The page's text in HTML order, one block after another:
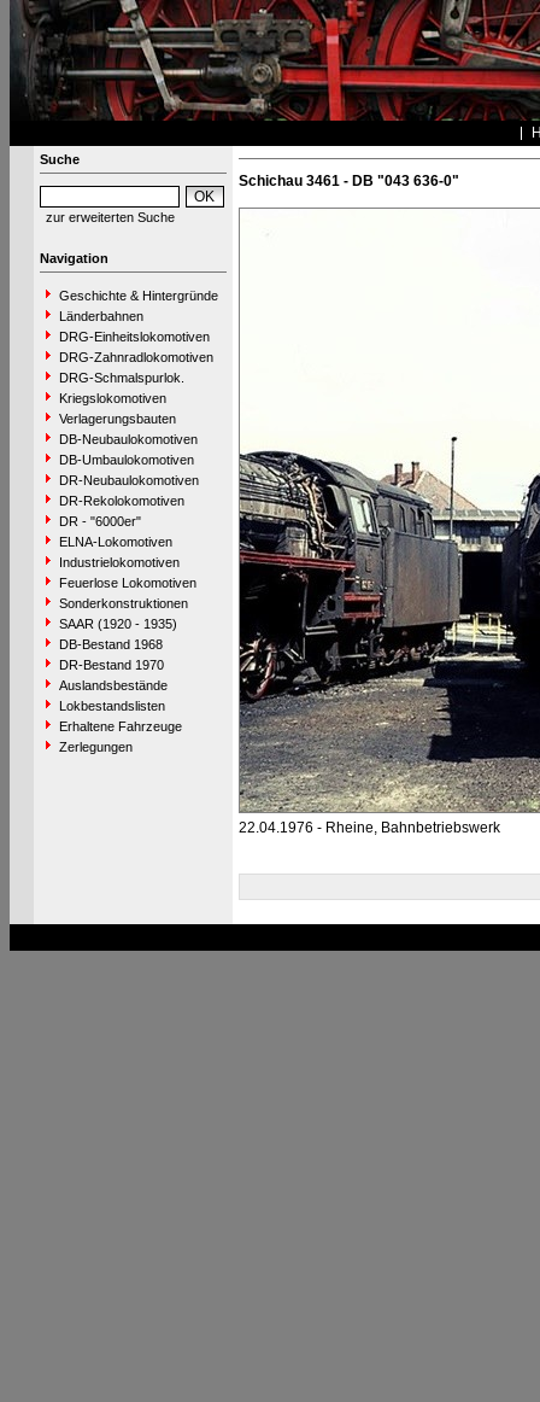
Suche
zur erweiterten Suche
Navigation
Geschichte & Hintergründe
Länderbahnen
DRG-Einheitslokomotiven
DRG-Zahnradlokomotiven
DRG-Schmalspurlok.
Kriegslokomotiven
Verlagerungsbauten
DB-Neubaulokomotiven
DB-Umbaulokomotiven
DR-Neubaulokomotiven
DR-Rekolokomotiven
DR - "6000er"
ELNA-Lokomotiven
Industrielokomotiven
Feuerlose Lokomotiven
Sonderkonstruktionen
SAAR (1920 - 1935)
DB-Bestand 1968
DR-Bestand 1970
Auslandsbestände
Lokbestandslisten
Erhaltene Fahrzeuge
Zerlegungen
Schichau 3461 - DB "043 636-0"
22.04.1976 - Rheine, Bahnbetriebswerk